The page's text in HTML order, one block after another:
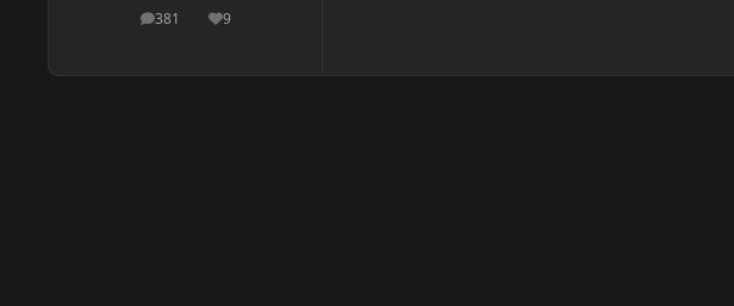
381
postagens9
Reputação